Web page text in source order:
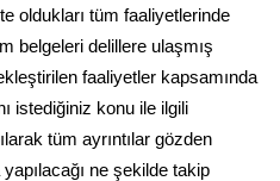
oldukları tüm faaliyetlerinde
belgeleri delillere ulaşmış
faaliyetler kapsamında
istediğiniz konu ile ilgili
tüm ayrıntılar gözden
ne şekilde takip